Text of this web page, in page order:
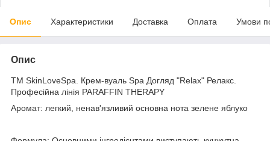
Опис Характеристики Доставка Оплата Умови
Опис
ТМ SkinLoveSpa. Крем-вуаль Spa Догляд "Relax" Релакс.
Професійна лінія PARAFFIN THERAPY
Аромат: легкий, ненав'язливий основна нота зелене яблуко